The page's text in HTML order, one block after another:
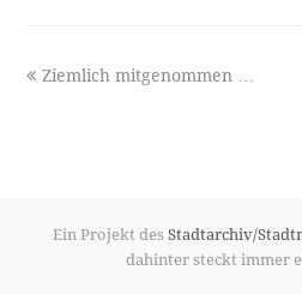
previous
Ziemlich mitgenommen …
Ein Projekt des Stadtarchiv/
dahinter steckt immer